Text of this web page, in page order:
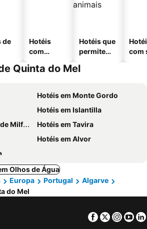
de
Hotéis
com
Hotéis que
permitem
com
Quinta do Mel
Hotéis em Monte Gordo
Hotéis em Islantilla
Hotéis em Tavira
Hotéis em Alvor
Olhos de Água
Europa Portugal
Algarve
do Mel
Facebook
Twitter